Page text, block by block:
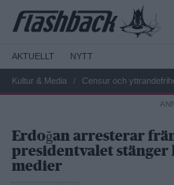
AKTUELLT NYTT
Kultur & Media Censur och
Erdoğan arresterar
presidentvalet stänger
medier